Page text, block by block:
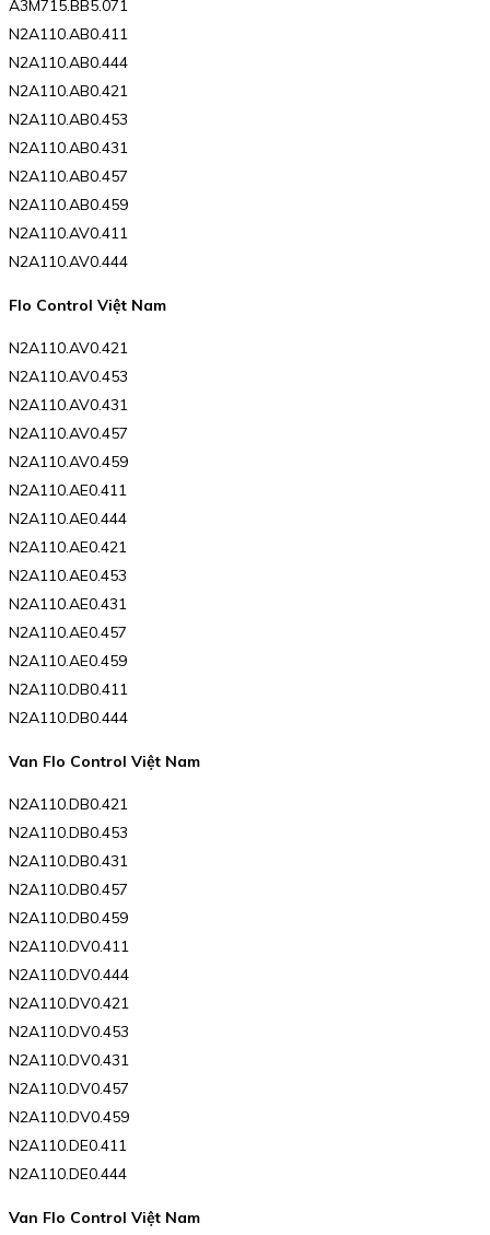
A3M715.BB5.071
N2A110.AB0.411
N2A110.AB0.444
N2A110.AB0.421
N2A110.AB0.453
N2A110.AB0.431
N2A110.AB0.457
N2A110.AB0.459
N2A110.AV0.411
N2A110.AV0.444
Flo Control Việt Nam
N2A110.AV0.421
N2A110.AV0.453
N2A110.AV0.431
N2A110.AV0.457
N2A110.AV0.459
N2A110.AE0.411
N2A110.AE0.444
N2A110.AE0.421
N2A110.AE0.453
N2A110.AE0.431
N2A110.AE0.457
N2A110.AE0.459
N2A110.DB0.411
N2A110.DB0.444
Van Flo Control Việt Nam
N2A110.DB0.421
N2A110.DB0.453
N2A110.DB0.431
N2A110.DB0.457
N2A110.DB0.459
N2A110.DV0.411
N2A110.DV0.444
N2A110.DV0.421
N2A110.DV0.453
N2A110.DV0.431
N2A110.DV0.457
N2A110.DV0.459
N2A110.DE0.411
N2A110.DE0.444
Van Flo Control Việt Nam